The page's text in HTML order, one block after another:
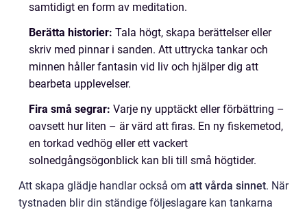
samtidigt en form av meditation.
Berätta historier: Tala högt, skapa berättelser eller
skriv med pinnar i sanden. Att uttrycka tankar och
minnen håller fantasin vid liv och hjälper dig att
bearbeta upplevelser.
Fira små segrar: Varje ny upptäckt eller förbättring –
oavsett hur liten – är värd att firas. En ny fiskemetod,
en torkad vedhög eller ett vackert
solnedgångsögonblick kan bli till små högtider.
Att skapa glädje handlar också om att vårda sinnet. När
tystnaden blir din ständige följeslagare kan tankarna